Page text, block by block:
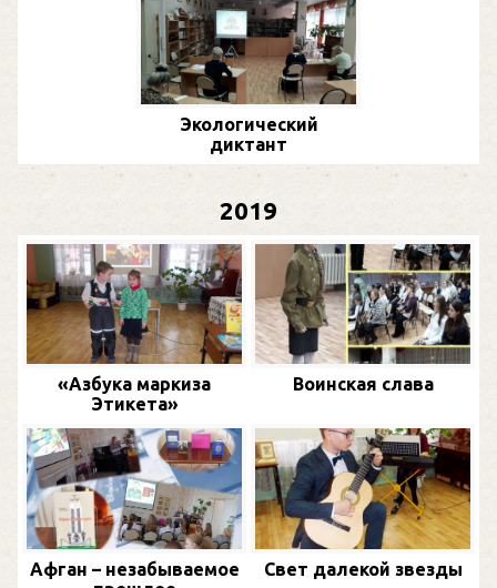
Экологический
диктант
2019
«Азбука маркиза
Этикета»
Воинская слава
Афган – незабываемое
Свет далекой звезды